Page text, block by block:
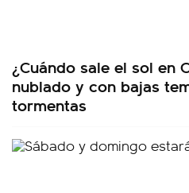
¿Cuándo sale el sol en
nublado y con bajas
tormentas